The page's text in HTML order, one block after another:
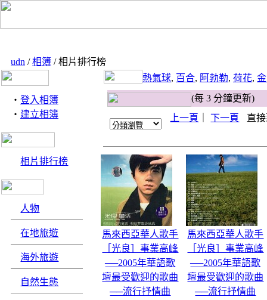
udn /相簿 / 相片排行榜
‧ 登入相簿
‧ 建立相簿
相片排行榜
人物
在地旅遊
海外旅遊
自然生態
熱氣球, 百合, 阿勃勒, 荷花,
(每 3 分鐘更新)
上一頁
｜下一頁 直
馬來西亞華人歌手
［光良］事業高峰
──2005年華語歌
壇最受歡迎的歌曲
──流行抒情曲
馬來西亞華人歌手
［光良］事業高峰
──2005年華語歌
壇最受歡迎的歌曲
──流行抒情曲